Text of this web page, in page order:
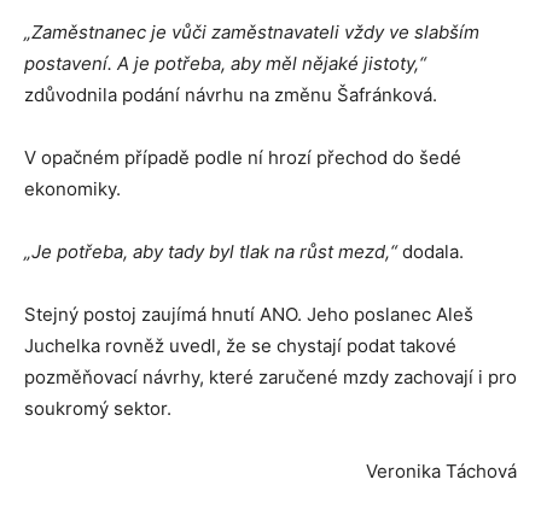
„Zaměstnanec je vůči zaměstnavateli vždy ve slabším
postavení. A je potřeba, aby měl nějaké jistoty,“
zdůvodnila podání návrhu na změnu Šafránková.
V opačném případě podle ní hrozí přechod do šedé
ekonomiky.
„Je potřeba, aby tady byl tlak na růst mezd,“dodala.
Stejný postoj zaujímá hnutí ANO. Jeho poslanec Aleš
Juchelka rovněž uvedl, že se chystají podat takové
pozměňovací návrhy, které zaručené mzdy zachovají i pro
soukromý sektor.
Veronika Táchová